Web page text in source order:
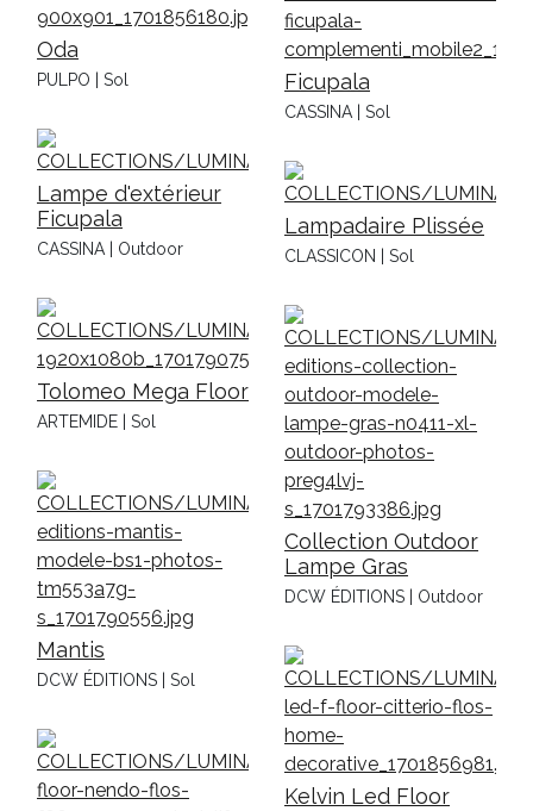
Oda
PULPO | Sol Ficupala
CASSINA | Sol
Lampe d'extérieur
Ficupala
CASSINA | Outdoor
Lampadaire Plissée
CLASSICON | Sol
Tolomeo Mega Floor
ARTEMIDE | Sol
Collection Outdoor
Lampe Gras
DCW ÉDITIONS | Outdoor
Mantis
DCW ÉDITIONS | Sol
Kelvin Led Floor